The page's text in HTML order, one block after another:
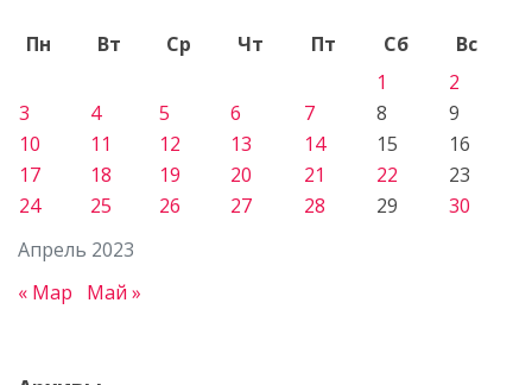
Апрель 2023
Пн Вт Ср Чт Пт Сб
Вс
1
2
3
4 5 6 7 8
9
10
11 12 13 14 15
16
17
18 19 20 21 22
23
24
25 26 27 28 29 30
« Мар Май »